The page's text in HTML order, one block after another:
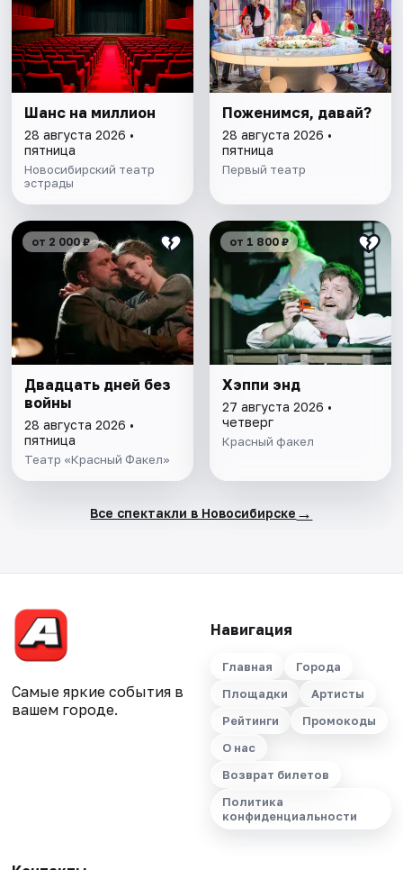
Шанс на миллион
28 августа 2026 •
пятница
Новосибирский театр
эстрады
Поженимся, давай?
28 августа 2026 •
пятница
Первый театр
от 2 000 ₽
Двадцать дней без
войны
28 августа 2026 •
пятница
Театр «Красный Факел»
от 1 800 ₽
Хэппи энд
27 августа 2026 •
четверг
Красный факел
Все спектакли в Новосибирске →
Самые яркие события в
вашем городе.
Навигация
Главная
Города
Площадки
Артисты
Рейтинги
Промокоды
О нас
Возврат билетов
Политика
конфиденциальности